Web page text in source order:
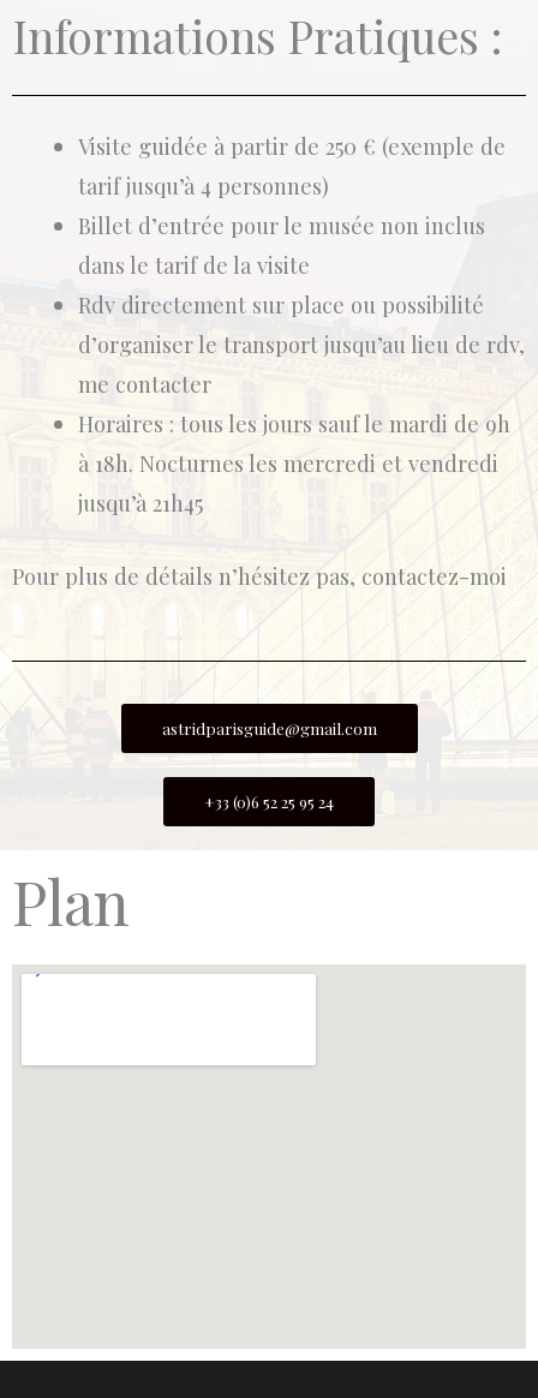
Informations Pratiques :
Visite guidée à partir de 250 € (exemple de
tarif jusqu’à 4 personnes)
Billet d’entrée pour le musée non inclus
dans le tarif de la visite
Rdv directement sur place ou possibilité
d’organiser le transport jusqu’au lieu de rdv,
me contacter
Horaires : tous les jours sauf le mardi de 9h
à 18h. Nocturnes les mercredi et vendredi
jusqu’à 21h45
Pour plus de détails n’hésitez pas, contactez-moi
astridparisguide@gmail.com
+33 (0)6 52 25 95 24
Plan